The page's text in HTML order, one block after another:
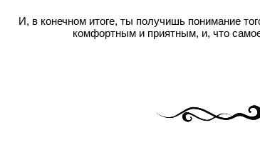
И, в конечном итоге, ты получишь понимание
комфортным и приятным, и, что